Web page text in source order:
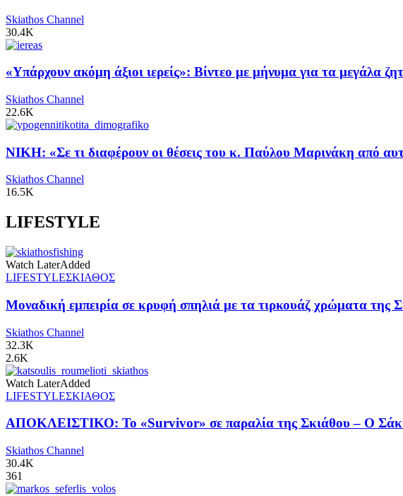
Skiathos Channel
30.4K
«Υπάρχουν ακόμη άξιοι ιερείς»: Βίντεο με μήνυμα για τα μεγάλα
Skiathos Channel
22.6K
ΝΙΚΗ: «Σε τι διαφέρουν οι θέσεις του κ. Παύλου Μαρινάκη από
Skiathos Channel
16.5K
LIFESTYLE
Watch LaterAdded
LIFESTYLEΣΚΙΑΘΟΣ
Μοναδική εμπειρία σε κρυφή σπηλιά με τα τιρκουάζ χρώματα
Skiathos Channel
32.3K
2.6K
Watch LaterAdded
LIFESTYLEΣΚΙΑΘΟΣ
ΑΠΟΚΛΕΙΣΤΙΚΟ: Το «Survivor» σε παραλία της Σκιάθου – Ο
Skiathos Channel
30.4K
361